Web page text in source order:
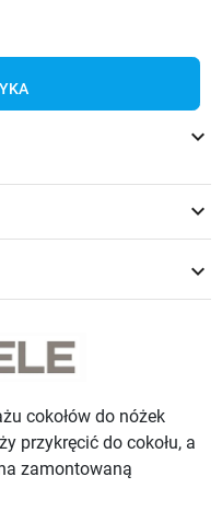
keyboard_arrow_down
keyboard_arrow_down
keyboard_arrow_down
cokołów do nóżek
przykręcić do cokołu, a
zamontowaną